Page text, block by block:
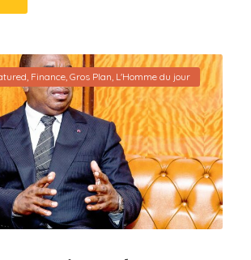
, Finance, Gros Plan, L'Homme du jour